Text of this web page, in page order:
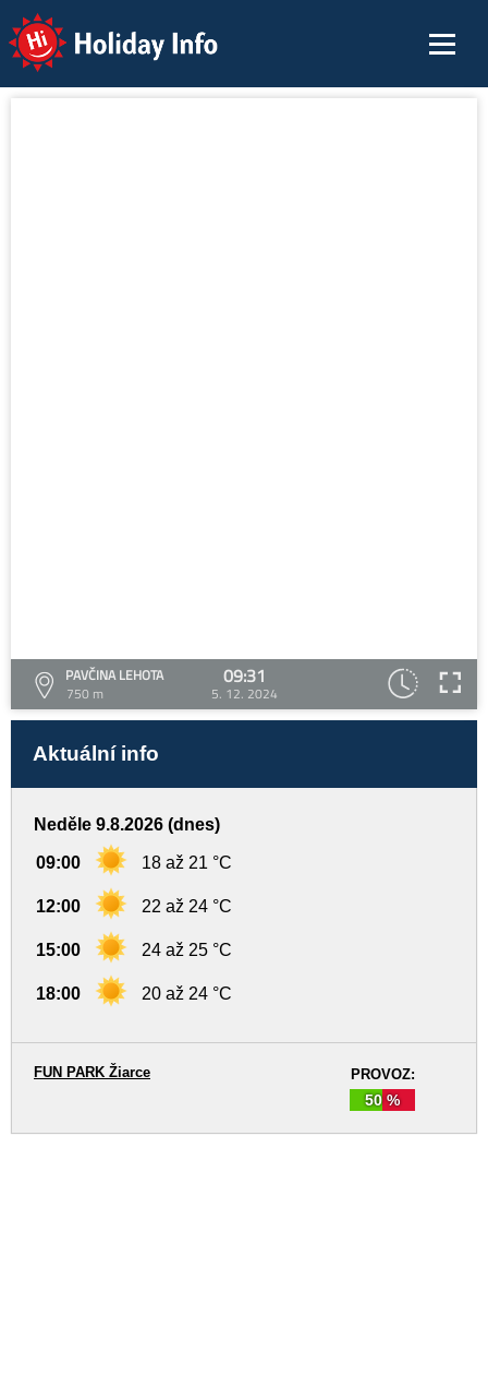
Holiday Info
PAVČINA LEHOTA
750 m
09:31
5. 12. 2024
Aktuální info
Neděle 9.8.2026 (dnes)
09:00 18 až 21 °C
12:00 22 až 24 °C
15:00 24 až 25 °C
18:00 20 až 24 °C
PROVOZ:
50 %
FUN PARK Žiarce